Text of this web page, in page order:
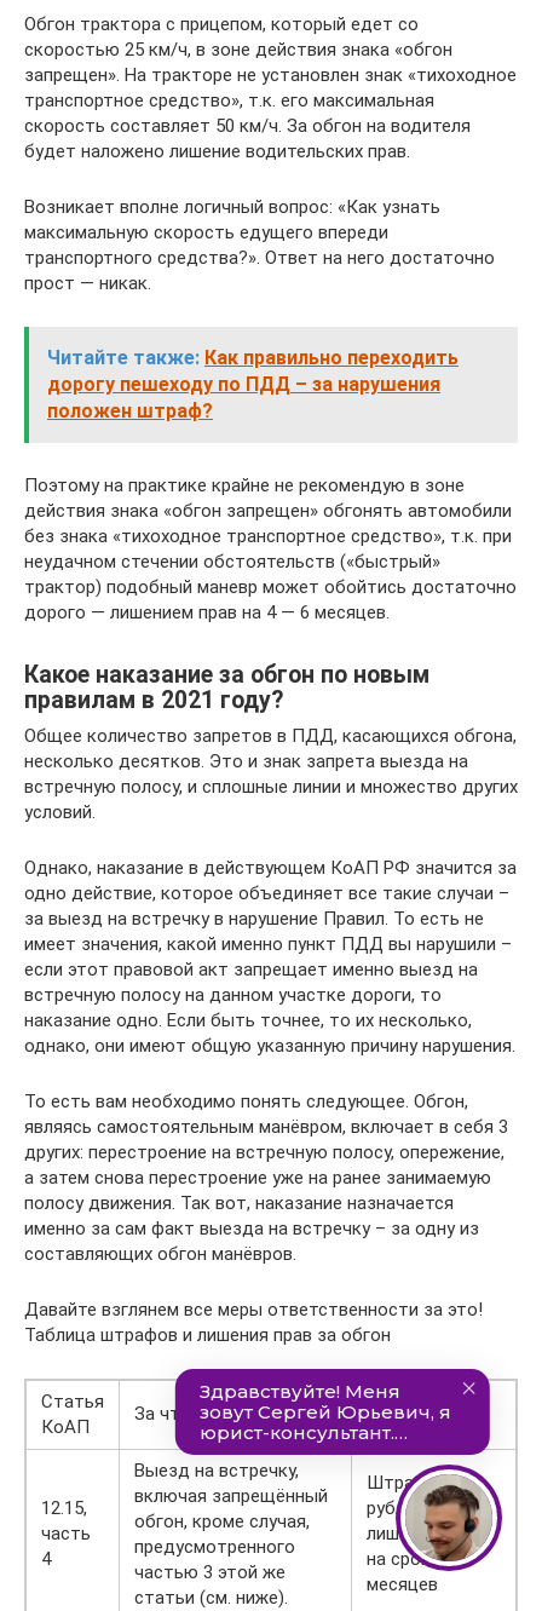
Обгон трактора с прицепом, который едет со
скоростью 25 км/ч, в зоне действия знака «обгон
запрещен». На тракторе не установлен знак «тихоходное
транспортное средство», т.к. его максимальная
скорость составляет 50 км/ч. За обгон на водителя
будет наложено лишение водительских прав.
Возникает вполне логичный вопрос: «Как узнать
максимальную скорость едущего впереди
транспортного средства?». Ответ на него достаточно
прост — никак.
Читайте также: Как правильно переходить
дорогу пешеходу по ПДД – за нарушения
положен штраф?
Поэтому на практике крайне не рекомендую в зоне
действия знака «обгон запрещен» обгонять автомобили
без знака «тихоходное транспортное средство», т.к. при
неудачном стечении обстоятельств («быстрый»
трактор) подобный маневр может обойтись достаточно
дорого — лишением прав на 4 — 6 месяцев.
Какое наказание за обгон по новым
правилам в 2021 году?
Общее количество запретов в ПДД, касающихся обгона,
несколько десятков. Это и знак запрета выезда на
встречную полосу, и сплошные линии и множество других
условий.
Однако, наказание в действующем КоАП РФ значится за
одно действие, которое объединяет все такие случаи –
за выезд на встречку в нарушение Правил. То есть не
имеет значения, какой именно пункт ПДД вы нарушили –
если этот правовой акт запрещает именно выезд на
встречную полосу на данном участке дороги, то
наказание одно. Если быть точнее, то их несколько,
однако, они имеют общую указанную причину нарушения.
То есть вам необходимо понять следующее. Обгон,
являясь самостоятельным манёвром, включает в себя 3
других: перестроение на встречную полосу, опережение,
а затем снова перестроение уже на ранее занимаемую
полосу движения. Так вот, наказание назначается
именно за сам факт выезда на встречку – за одну из
составляющих обгон манёвров.
Давайте взглянем все меры ответственности за это!
Таблица штрафов и лишения прав за обгон
Статья
КоАП
За что наказание?
Какое
наказание?
12.15,
часть
4
Выезд на встречку,
включая запрещённый
обгон, кроме случая,
предусмотренного
частью 3 этой же
статьи (см. ниже).
Штраф 5 000
рублей или
лишение прав
на срок 4-6
месяцев